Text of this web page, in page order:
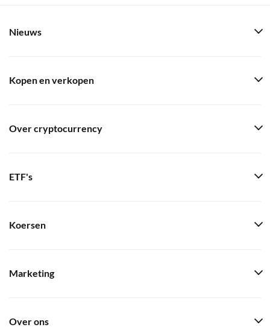
Nieuws
Kopen en verkopen
Over cryptocurrency
ETF's
Koersen
Marketing
Over ons